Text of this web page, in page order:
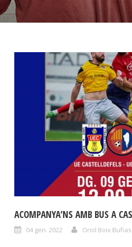
ACOMPANYA’NS AMB BUS A
04 gen. 2022 Oriol Boix Bufias